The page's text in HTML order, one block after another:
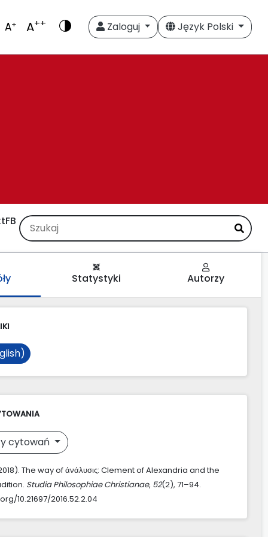
A+ A++ Zaloguj Język Polski
FB
Statystyki Autorzy
cytowań
The way of ἀνάλυσις: Clement of Alexandria and the
Studia Philosophiae Christianae, 52(2), 71–94.
10.21697/2016.52.2.04